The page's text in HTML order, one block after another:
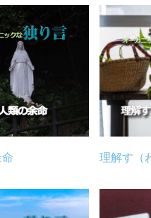
命 理解す（